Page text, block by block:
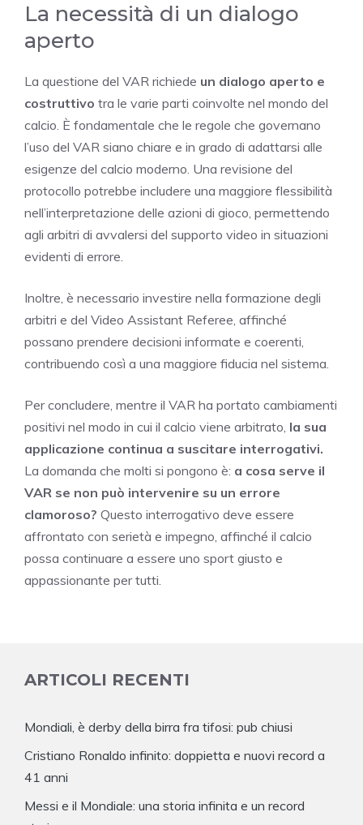
La necessità di un dialogo
aperto
La questione del VAR richiede un dialogo aperto e
costruttivo tra le varie parti coinvolte nel mondo del
calcio. È fondamentale che le regole che governano
l’uso del VAR siano chiare e in grado di adattarsi alle
esigenze del calcio moderno. Una revisione del
protocollo potrebbe includere una maggiore flessibilità
nell’interpretazione delle azioni di gioco, permettendo
agli arbitri di avvalersi del supporto video in situazioni
evidenti di errore.
Inoltre, è necessario investire nella formazione degli
arbitri e del Video Assistant Referee, affinché
possano prendere decisioni informate e coerenti,
contribuendo così a una maggiore fiducia nel sistema.
Per concludere, mentre il VAR ha portato cambiamenti
positivi nel modo in cui il calcio viene arbitrato, la sua
applicazione continua a suscitare interrogativi.
La domanda che molti si pongono è: a cosa serve il
VAR se non può intervenire su un errore
clamoroso? Questo interrogativo deve essere
affrontato con serietà e impegno, affinché il calcio
possa continuare a essere uno sport giusto e
appassionante per tutti.
ARTICOLI RECENTI
Mondiali, è derby della birra fra tifosi: pub chiusi
Cristiano Ronaldo infinito: doppietta e nuovi record a
41 anni
Messi e il Mondiale: una storia infinita e un record